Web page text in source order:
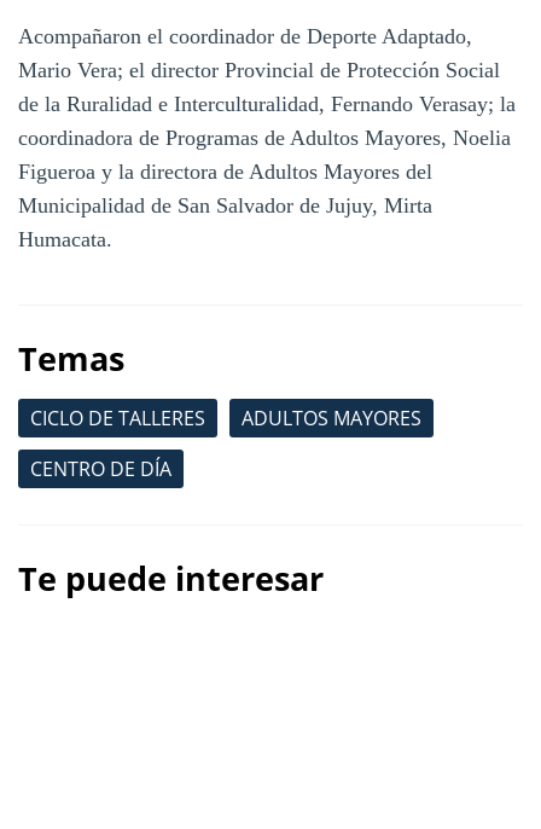
Acompañaron el coordinador de Deporte Adaptado,
Mario Vera; el director Provincial de Protección Social
de la Ruralidad e Interculturalidad, Fernando Verasay; la
coordinadora de Programas de Adultos Mayores, Noelia
Figueroa y la directora de Adultos Mayores del
Municipalidad de San Salvador de Jujuy, Mirta
Humacata.
Temas
CICLO DE TALLERES
ADULTOS MAYORES
CENTRO DE DÍA
Te puede interesar